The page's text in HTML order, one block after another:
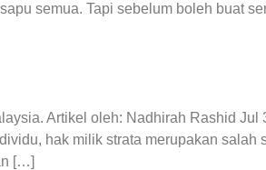
semua. Tapi sebelum boleh buat
Artikel oleh: Nadhirah Rashid Jul
hak milik strata merupakan
[…]